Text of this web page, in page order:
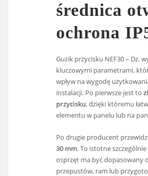
średnica
ochrona
Guzik przycisku NEF30 – Dz.
kluczowymi parametrami,
wpływ na wygodę
instalacji. Po pierwsze jest to
przycisku, dzięki któremu
elementu w panelu lub na
Po drugie producent
30 mm. To istotne
osprzęt ma być dopasowany
przepustów, ram lub